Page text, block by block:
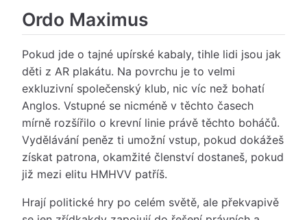
Ordo Maximus
Pokud jde o tajné upírské kabaly, tihle lidi jsou jak
děti z AR plakátu. Na povrchu je to velmi
exkluzivní společenský klub, nic víc než bohatí
Anglos. Vstupné se nicméně v těchto časech
mírně rozšířilo o krevní linie právě těchto boháčů.
Vydělávání peněz ti umožní vstup, pokud dokážeš
získat patrona, okamžité členství dostaneš, pokud
již mezi elitu HMHVV patříš.
Hrají politické hry po celém světě, ale překvapivě